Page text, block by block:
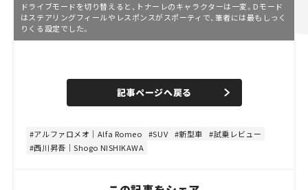
ドライブモードを切り替えると、トナーレのキャラクターは一変。Dモード
はステアリングフィールやレスポンスがスポーティで、筆者には最もしっく
りくる設定でした。
n
e
d
0
記事ページへ戻る
アルファロメオ｜Alfa Romeo SUV 新型車
試乗レビュー
西川昇吾｜Shogo NISHIKAWA